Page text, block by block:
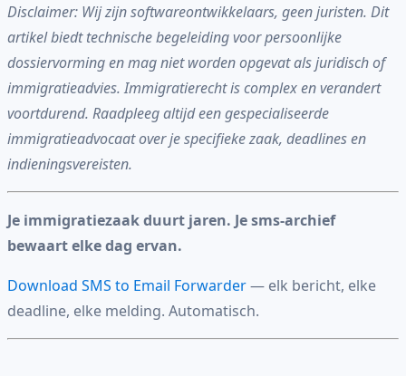
Disclaimer: Wij zijn softwareontwikkelaars, geen juristen. Dit
artikel biedt technische begeleiding voor persoonlijke
dossiervorming en mag niet worden opgevat als juridisch of
immigratieadvies. Immigratierecht is complex en verandert
voortdurend. Raadpleeg altijd een gespecialiseerde
immigratieadvocaat over je specifieke zaak, deadlines en
indieningsvereisten.
Je immigratiezaak duurt jaren. Je sms-archief
bewaart elke dag ervan.
Download SMS to Email Forwarder— elk bericht, elke
deadline, elke melding. Automatisch.